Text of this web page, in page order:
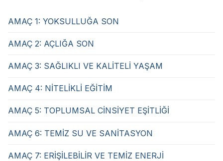
AMAÇ 1: YOKSULLUĞA SON
AMAÇ 2: AÇLIĞA SON
AMAÇ 3: SAĞLIKLI VE KALİTELİ YAŞAM
AMAÇ 4: NİTELİKLİ EĞİTİM
AMAÇ 5: TOPLUMSAL CİNSİYET EŞİTLİĞİ
AMAÇ 6: TEMİZ SU VE SANİTASYON
AMAÇ 7: ERİŞİLEBİLİR VE TEMİZ ENERJİ